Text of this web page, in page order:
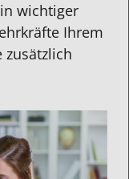
wichtiger
Ihrem
zusätzlich